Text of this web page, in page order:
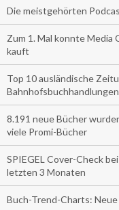
Die meistgehörten
Zum 1. Mal konnte
kauft
Top 10 ausländische
8.191 neue Bücher
viele Promi-Bücher
SPIEGEL Cover-Check
letzten 3 Monaten
Buch-Trend-Charts: